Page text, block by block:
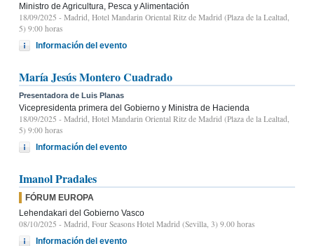
Ministro de Agricultura, Pesca y Alimentación
18/09/2025 - Madrid, Hotel Mandarin Oriental Ritz de Madrid (Plaza de la Lealtad,
5) 9:00 horas
Información del evento
María Jesús Montero Cuadrado
Presentadora de Luis Planas
Vicepresidenta primera del Gobierno y Ministra de Hacienda
18/09/2025 - Madrid, Hotel Mandarin Oriental Ritz de Madrid (Plaza de la Lealtad,
5) 9:00 horas
Información del evento
Imanol Pradales
FÓRUM EUROPA
Lehendakari del Gobierno Vasco
08/10/2025 - Madrid, Four Seasons Hotel Madrid (Sevilla, 3) 9.00 horas
Información del evento